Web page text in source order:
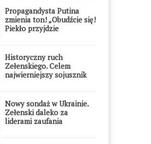
Propagandysta Putina
zmienia ton! „Obudźcie się!
Piekło przyjdzie
Historyczny ruch
Zełenskiego. Celem
najwierniejszy sojusznik
Nowy sondaż w Ukrainie.
Zełenski daleko za
liderami zaufania